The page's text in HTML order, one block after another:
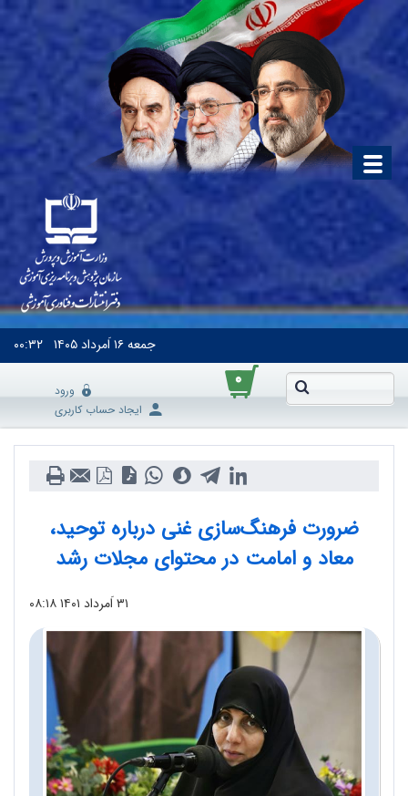
جمعه۱۶ اَمرداد ۱۴۰۵ ۰۰:۳۲
۰
ورود
ایجاد حساب کاربری
ضرورت فرهنگ‌سازی غنی درباره توحید،
معاد و امامت در محتوای مجلات رشد
۳۱ اَمرداد ۱۴۰۱ ۰۸:۱۸